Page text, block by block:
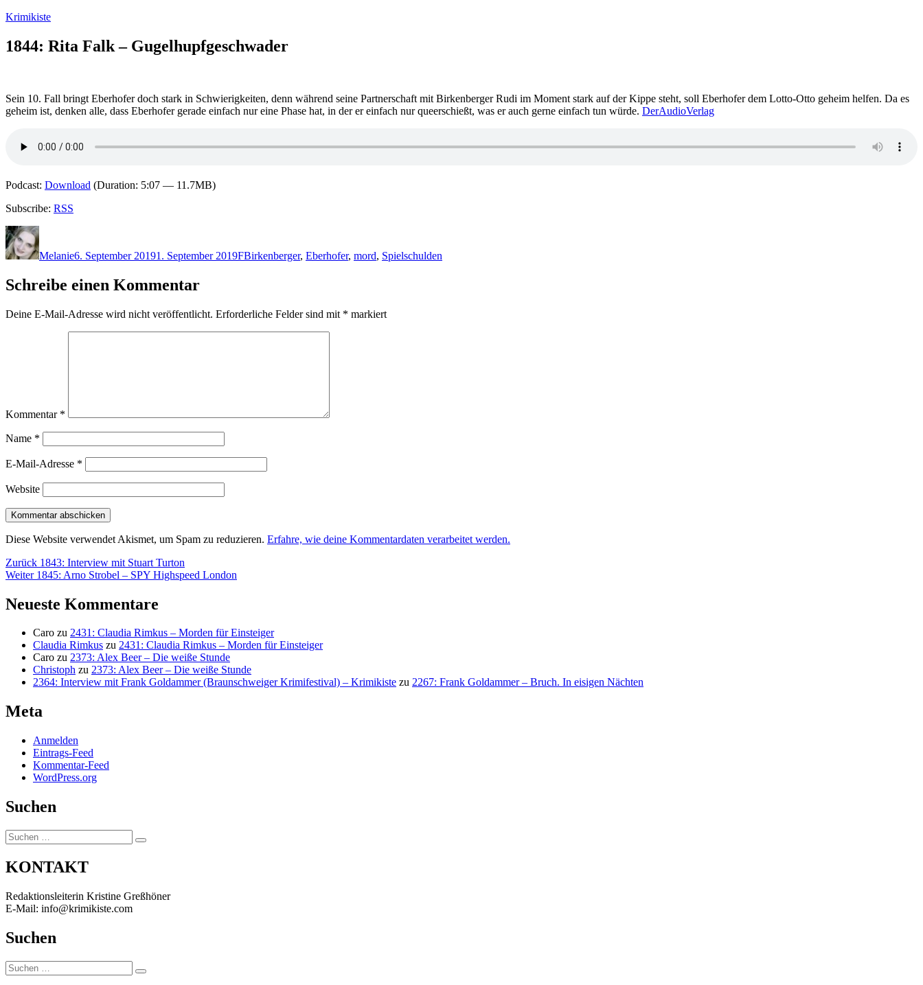
Zum
springen
Krimikiste
1844: Rita Falk – Gugelhupfgeschwader
Sein 10. Fall bringt Eberhofer doch stark in Schwierigkeiten, denn während seine Partnerschaft mit Birkenberger Rudi im Moment stark auf der Kippe steht, soll Eberhofer dem Lotto-Otto geheim helfen. Da es
geheim ist, denken alle, dass Eberhofer gerade einfach nur eine Phase hat, in der er einfach nur queerschießt, was er auch gerne einfach tun würde. DerAudioVerlag
Podcast: Download (Duration: 5:07 — 11.7MB)
Subscribe: RSS
Autor
Melanie6. September 20191. September 2019FBirkenberger, Eberhofer, mord, Spielschulden
Schreibe einen Kommentar
Deine E-Mail-Adresse wird nicht veröffentlicht. Erforderliche Felder sind mit * markiert
Kommentar *
Name *
E-Mail-Adresse *
Website
Diese Website verwendet Akismet, um Spam zu reduzieren. Erfahre, wie deine Kommentardaten verarbeitet werden.
Beitragsnavigation
Zurück Vorheriger
Beitrag:
1843: Interview mit Stuart Turton
Weiter Nächster
1845: Arno Strobel – SPY Highspeed London
Neueste Kommentare
Caro zu 2431: Claudia Rimkus – Morden für Einsteiger
Claudia Rimkus zu 2431: Claudia Rimkus – Morden für Einsteiger
Caro zu 2373: Alex Beer – Die weiße Stunde
Christoph zu 2373: Alex Beer – Die weiße Stunde
2364: Interview mit Frank Goldammer (Braunschweiger Krimifestival) – Krimikiste zu 2267: Frank Goldammer – Bruch. In eisigen Nächten
Meta
Anmelden
Eintrags-Feed
Kommentar-Feed
WordPress.org
Suchen
Suchen
nach:
Suchen
KONTAKT
Redaktionsleiterin Kristine Greßhöner
E-Mail: info@krimikiste.com
Suchen
Suchen
nach:
Suchen